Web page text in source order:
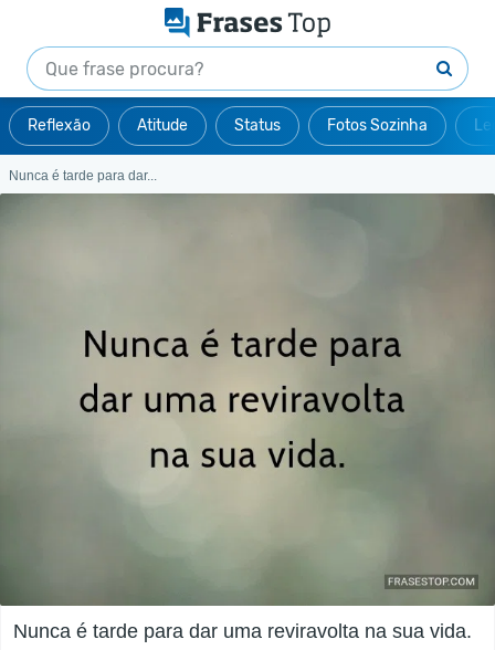
Reflexão Atitude Status Fotos Sozinha
Nunca é tarde para dar...
Nunca é tarde para dar uma reviravolta na sua vida.